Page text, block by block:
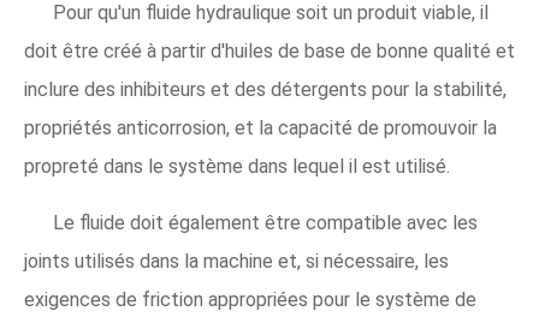
Pour qu'un fluide hydraulique soit un produit viable, il
doit être créé à partir d'huiles de base de bonne qualité et
inclure des inhibiteurs et des détergents pour la stabilité,
propriétés anticorrosion, et la capacité de promouvoir la
propreté dans le système dans lequel il est utilisé.
Le fluide doit également être compatible avec les
joints utilisés dans la machine et, si nécessaire, les
exigences de friction appropriées pour le système de